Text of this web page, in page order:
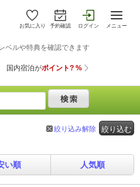
お気に入り 予約確認 ログイン メニュー
絞り込む
絞り込み解除
い順 人気順